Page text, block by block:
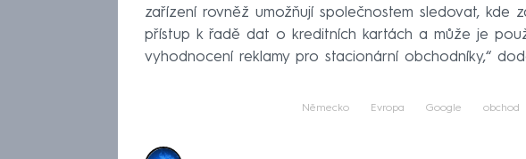
zařízení rovněž umožňují společnostem sledovat, kde
přístup k řadě dat o kreditních kartách a může je
vyhodnocení reklamy pro stacionární obchodníky,“
Německo Evropa Google obchod